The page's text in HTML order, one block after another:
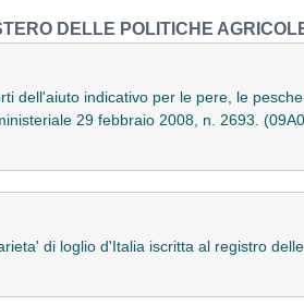
DELLE POLITICHE
dell'aiuto indicativo per le pere, le
29 febbraio 2008, n. 2693.
di loglio d'Italia iscritta al registro